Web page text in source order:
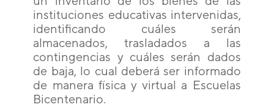
instituciones educativas intervenidas,
identificando cuáles serán
almacenados, trasladados a las
contingencias y cuáles serán dados
de baja, lo cual deberá ser informado
de manera física y virtual a Escuelas
Bicentenario.